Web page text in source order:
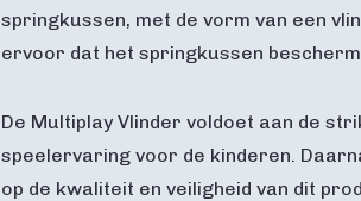
springkussen, met de vorm van een
ervoor dat het springkussen
De Multiplay Vlinder voldoet aan de
speelervaring voor de kinderen.
op de kwaliteit en veiligheid van dit